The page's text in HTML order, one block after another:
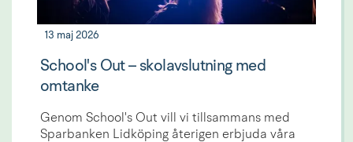
13 maj 2026
School's Out – skolavslutning med
omtanke
Genom School's Out vill vi tillsammans med
Sparbanken Lidköping återigen erbjuda våra